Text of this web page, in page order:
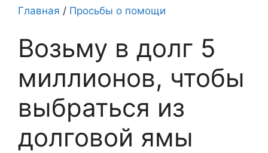
Главная / Просьбы о помощи
Возьму в долг 5
миллионов, чтобы
выбраться из
долговой ямы